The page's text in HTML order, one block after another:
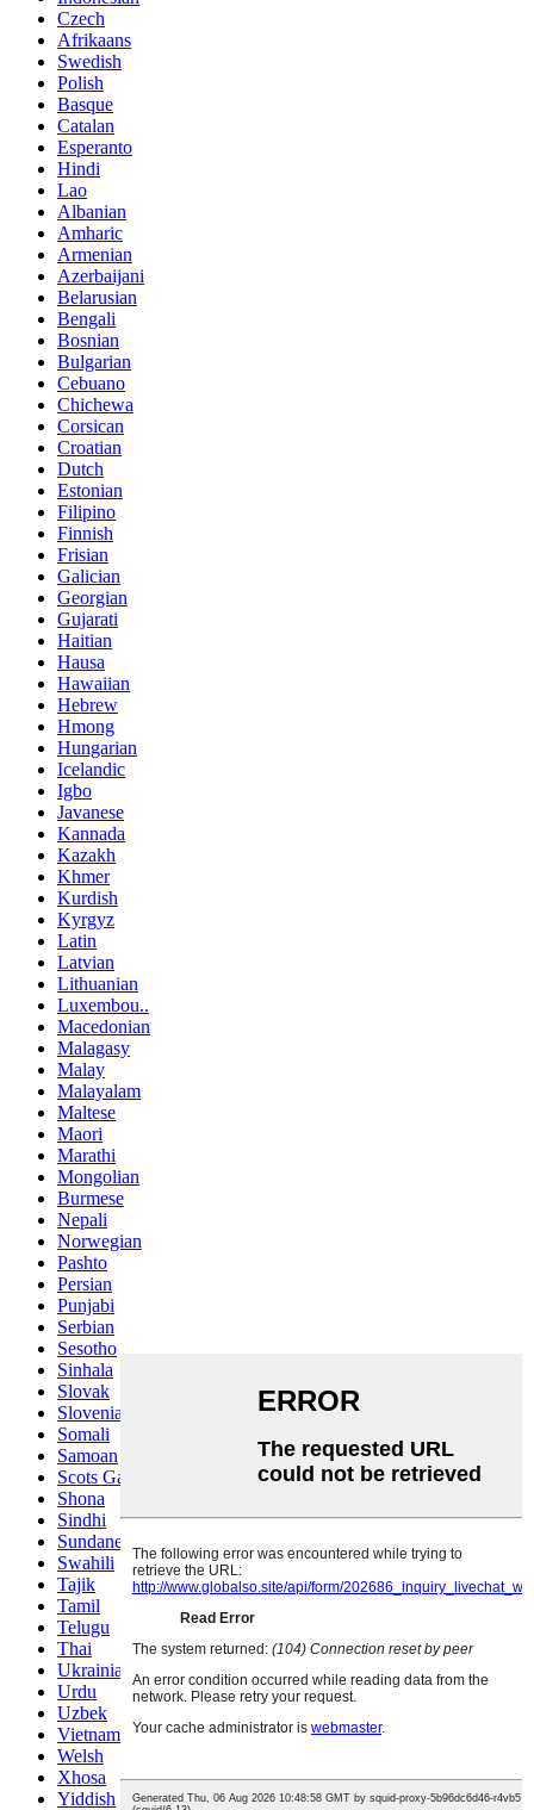
Czech
Afrikaans
Swedish
Polish
Basque
Catalan
Esperanto
Hindi
Lao
Albanian
Amharic
Armenian
Azerbaijani
Belarusian
Bengali
Bosnian
Bulgarian
Cebuano
Chichewa
Corsican
Croatian
Dutch
Estonian
Filipino
Finnish
Frisian
Galician
Georgian
Gujarati
Haitian
Hausa
Hawaiian
Hebrew
Hmong
Hungarian
Icelandic
Igbo
Javanese
Kannada
Kazakh
Khmer
Kurdish
Kyrgyz
Latin
Latvian
Lithuanian
Luxembou..
Macedonian
Malagasy
Malay
Malayalam
Maltese
Maori
Marathi
Mongolian
Burmese
Nepali
Norwegian
Pashto
Persian
Punjabi
Serbian
Sesotho
Sinhala
Slovak
Slovenian
Somali
Samoan
Scots Gaelic
Shona
Sindhi
Sundanese
Swahili
Tajik
Tamil
Telugu
Thai
Ukrainian
Urdu
Uzbek
Vietnamese
Welsh
Xhosa
Yiddish